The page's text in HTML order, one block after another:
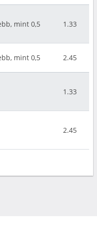
mint 0,5 1.33
mint 0,5 2.45
1.33
2.45